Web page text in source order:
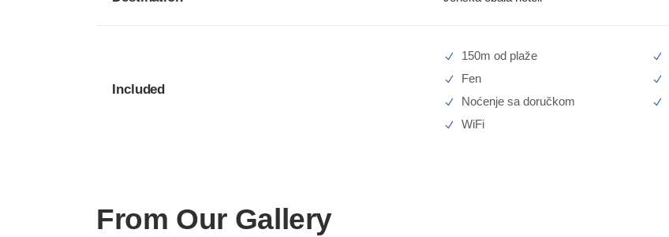
Included
150m od plaže
Fen
Noćenje sa doručkom
WiFi
From Our Gallery